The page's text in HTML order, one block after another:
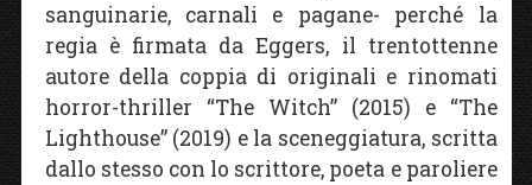
sanguinarie, carnali e pagane- perché la
regia è firmata da Eggers, il trentottenne
autore della coppia di originali e rinomati
horror-thriller “The Witch” (2015) e “The
Lighthouse” (2019) e la sceneggiatura, scritta
dallo stesso con lo scrittore, poeta e paroliere